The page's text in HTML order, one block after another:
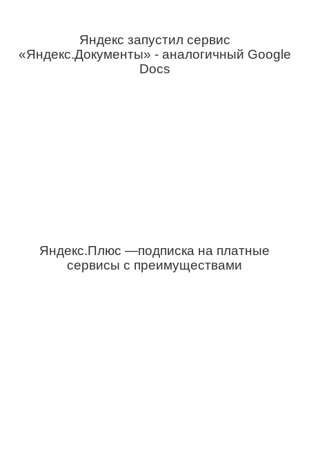
Яндекс запустил сервис
«Яндекс.Документы» - аналогичный Google
Docs
Яндекс.Плюс —подписка на платные
сервисы с преимуществами